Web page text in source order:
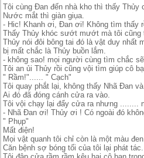
Tôi cùng Đan đến nhà kho thì thấy Thủy
Nước mắt thì giàn giụa.
- Hic! Khanh ơi, Đan ơi! Không tìm thấy
Thấy Thủy khóc sướt mướt mà tôi cũng
Thủy nói đôi bông tai đó là vật duy nhất
bị mất chắc là Thủy buồn lắm.
- không sao! mọi người cùng tìm chắc
Tôi an ủi Thủy rồi cũng vội tìm giúp cô
" Rầm!"...... " Cạch"
Tôi quay phắt lại, không thấy Nhã Đan và
Ai đó đã đóng cánh cửa ra vào.
Tôi vội chạy lại đẩy cửa ra nhưng ........
- Nhã Đan ơi! Thủy ơi ! Có ngoài đó
" Phụp"
Mất điện!
Mọi vật quanh tôi chỉ còn là một màu đen
Căn bệnh sợ bóng tối của tôi lại phát tác.
Tôi đập cửa rầm rầm kêu hai cô bạn